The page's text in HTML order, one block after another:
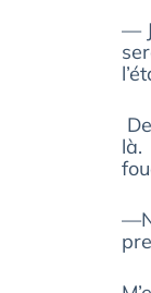
—
là.